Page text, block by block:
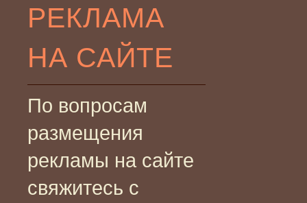
РЕКЛАМА
НА САЙТЕ
По вопросам
размещения
рекламы на сайте
свяжитесь с